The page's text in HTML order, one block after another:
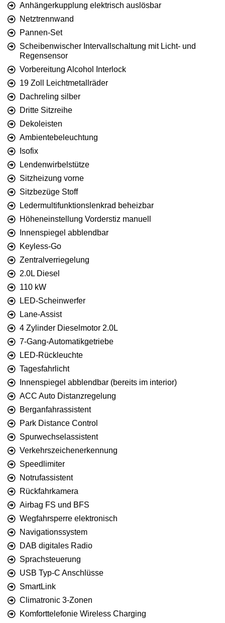
Anhängerkupplung elektrisch auslösbar
Netztrennwand
Pannen-Set
Scheibenwischer Intervallschaltung mit Licht- und
Regensensor
Vorbereitung Alcohol Interlock
19 Zoll Leichtmetallräder
Dachreling silber
Dritte Sitzreihe
Dekoleisten
Ambientebeleuchtung
Isofix
Lendenwirbelstütze
Sitzheizung vorne
Sitzbezüge Stoff
Ledermultifunktionslenkrad beheizbar
Höheneinstellung Vorderstiz manuell
Innenspiegel abblendbar
Keyless-Go
Zentralverriegelung
2.0L Diesel
110 kW
LED-Scheinwerfer
Lane-Assist
4 Zylinder Dieselmotor 2.0L
7-Gang-Automatikgetriebe
LED-Rückleuchte
Tagesfahrlicht
Innenspiegel abblendbar (bereits im interior)
ACC Auto Distanzregelung
Berganfahrassistent
Park Distance Control
Spurwechselassistent
Verkehrszeichenerkennung
Speedlimiter
Notrufassistent
Rückfahrkamera
Airbag FS und BFS
Wegfahrsperre elektronisch
Navigationssystem
DAB digitales Radio
Sprachsteuerung
USB Typ-C Anschlüsse
SmartLink
Climatronic 3-Zonen
Komforttelefonie Wireless Charging